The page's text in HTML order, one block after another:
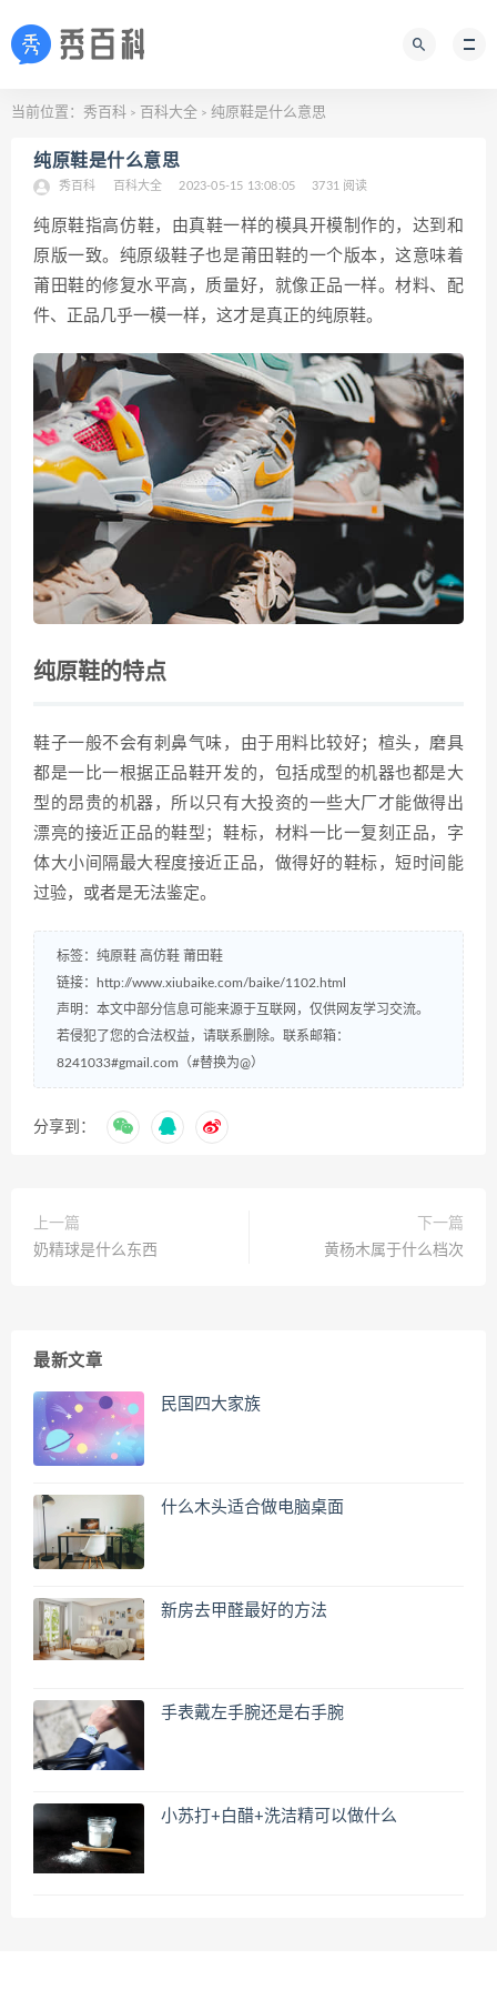
当前位置： 秀百科 > 百科大全 > 纯原鞋是什么意思
纯原鞋是什么意思
秀百科 百科大全 2023-05-15 13:08:05 3731 阅读
纯原鞋指高‌‌‌‌‌‌仿鞋，由真鞋一样的模具开模制作的，达到和
原版一致。纯原级鞋子也是莆田鞋的一个版本，这意味着
莆田鞋的修复水平高，质量好，就像正品一样。材料、配
件、正品几乎一模一样，这才是真正的纯原鞋。
纯原鞋的特点
鞋子一般不会有刺鼻气味，由于用料比较好；楦头，磨具
都是一比一根据正品鞋开发的，包括成型的机器也都是大
型的昂贵的机器，所以只有大投资的一些大厂才能做得出
漂亮的接近正品的鞋型；鞋标，材料一比一复刻正品，字
体大小间隔最大程度接近正品，做得好的鞋标，短时间能
过验，或者是无法鉴定。
标签： 纯原鞋 高‌‌‌‌‌‌仿鞋 莆田鞋
链接：
http://www.xiubaike.com/baike/1102.html
声明：本文中部分信息可能来源于互联网，仅供网友学习交流。
若侵犯了您的合法权益，请联系删除。联系邮箱：
8241033#gmail.com（#替换为@）
分享到：
上一篇
奶精球是什么东西
下一篇
黄杨木属于什么档次
最新文章
民国四大家族
什么木头适合做电脑桌面
新房去甲醛最好的方法
手表戴左手腕还是右手腕
小苏打+白醋+洗洁精可以做什么